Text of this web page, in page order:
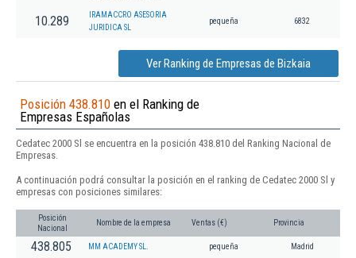
10.289
IRAMACCRO ASESORIA
JURIDICA SL
pequeña 6832
Ver Ranking de Empresas de Bizkaia
Posición 438.810 en el Ranking de
Empresas Españolas
Cedatec 2000 Sl se encuentra en la posición 438.810 del Ranking Nacional de
Empresas.
A continuación podrá consultar la posición en el ranking de Cedatec 2000 Sl y
empresas con posiciones similares:
Posición
Nacional
Nombre de la empresa Ventas (€) Provincia
438.805 MM ACADEMY SL. pequeña Madrid